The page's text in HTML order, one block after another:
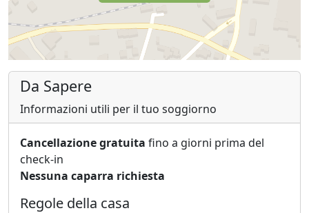
Da Sapere
Informazioni utili per il tuo soggiorno
Cancellazione gratuita fino a giorni prima del
check-in
Nessuna caparra richiesta
Regole della casa